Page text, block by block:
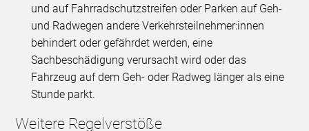
und auf Fahrradschutzstreifen oder Parken auf Geh-
und Radwegen andere Verkehrsteilnehmer:innen
behindert oder gefährdet werden, eine
Sachbeschädigung verursacht wird oder das
Fahrzeug auf dem Geh- oder Radweg länger als eine
Stunde parkt.
Weitere Regelverstöße